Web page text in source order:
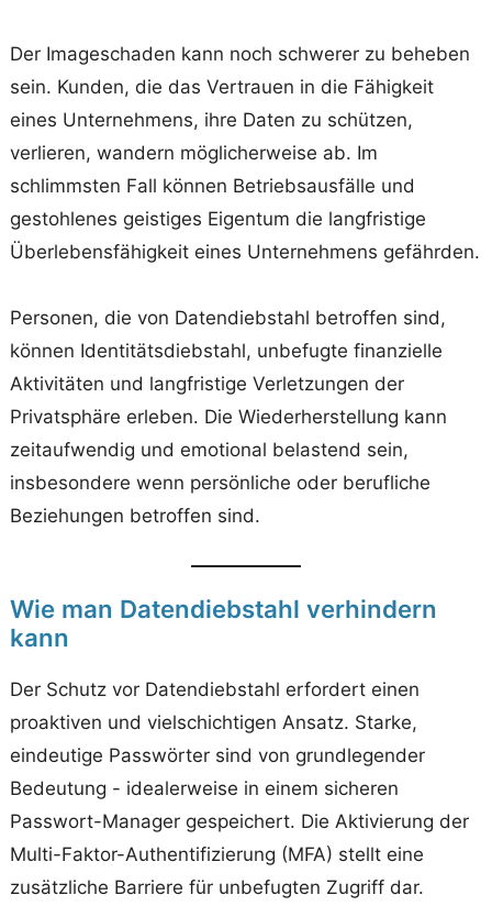
Der Imageschaden kann noch schwerer zu beheben
sein. Kunden, die das Vertrauen in die Fähigkeit
eines Unternehmens, ihre Daten zu schützen,
verlieren, wandern möglicherweise ab. Im
schlimmsten Fall können Betriebsausfälle und
gestohlenes geistiges Eigentum die langfristige
Überlebensfähigkeit eines Unternehmens gefährden.
Personen, die von Datendiebstahl betroffen sind,
können Identitätsdiebstahl, unbefugte finanzielle
Aktivitäten und langfristige Verletzungen der
Privatsphäre erleben. Die Wiederherstellung kann
zeitaufwendig und emotional belastend sein,
insbesondere wenn persönliche oder berufliche
Beziehungen betroffen sind.
Wie man Datendiebstahl verhindern
kann
Der Schutz vor Datendiebstahl erfordert einen
proaktiven und vielschichtigen Ansatz. Starke,
eindeutige Passwörter sind von grundlegender
Bedeutung - idealerweise in einem sicheren
Passwort-Manager gespeichert. Die Aktivierung der
Multi-Faktor-Authentifizierung (MFA) stellt eine
zusätzliche Barriere für unbefugten Zugriff dar.